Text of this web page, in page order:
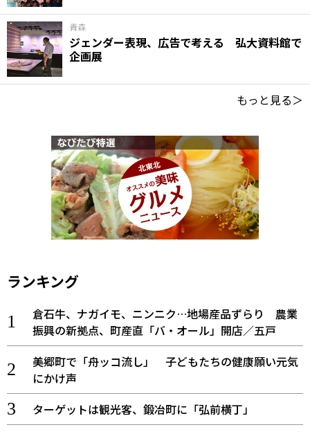
青森
ジェンダー表現、広告で考える 弘大資料館で
企画展
もっと見る＞
ランキング
倉石牛、ナガイモ、ニンニク…地場産品ずらり 農業
振興の新拠点、町産直「バ・オール」開店／五戸
美郷町で「舟ッコ流し」 子どもたちの健康願い元気
にかけ声
ターゲットは観光客、鍛冶町に「弘前横丁」